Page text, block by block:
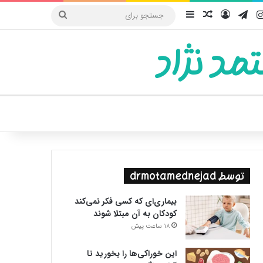
اینستاگرام
تلگرامورودنوشته تصادفی
سایدبار
جستجو
نژاد
پوسته
توسط drmotamednejad
بیماری‌ای که کسی فکر نمی‌کند
کودکان به آن مبتلا شوند
18 ساعت پیش
این خوراکی‌ها را بخورید تا